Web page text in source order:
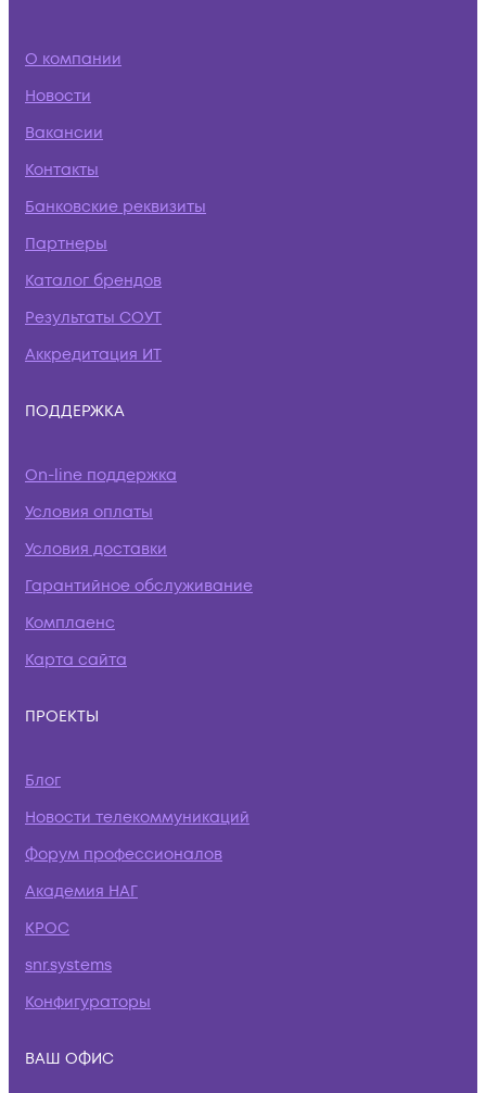
О компании
Новости
Вакансии
Контакты
Банковские реквизиты
Партнеры
Каталог брендов
Результаты СОУТ
Аккредитация ИТ
ПОДДЕРЖКА
On-line поддержка
Условия оплаты
Условия доставки
Гарантийное обслуживание
Комплаенс
Карта сайта
ПРОЕКТЫ
Блог
Новости телекоммуникаций
Форум профессионалов
Академия НАГ
КРОС
snr.systems
Конфигураторы
ВАШ ОФИС